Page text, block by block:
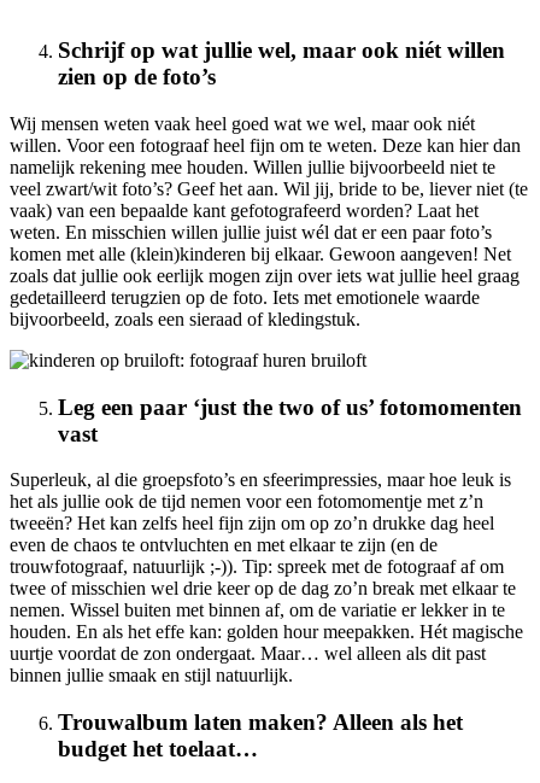
Schrijf op wat jullie wel, maar ook niét willen
zien op de foto’s
Wij mensen weten vaak heel goed wat we wel, maar ook niét
willen. Voor een fotograaf heel fijn om te weten. Deze kan hier dan
namelijk rekening mee houden. Willen jullie bijvoorbeeld niet te
veel zwart/wit foto’s? Geef het aan. Wil jij, bride to be, liever niet (te
vaak) van een bepaalde kant gefotografeerd worden? Laat het
weten. En misschien willen jullie juist wél dat er een paar foto’s
komen met alle (klein)kinderen bij elkaar. Gewoon aangeven! Net
zoals dat jullie ook eerlijk mogen zijn over iets wat jullie heel graag
gedetailleerd terugzien op de foto. Iets met emotionele waarde
bijvoorbeeld, zoals een sieraad of kledingstuk.
Leg een paar ‘just the two of us’ fotomomenten
vast
Superleuk, al die groepsfoto’s en sfeerimpressies, maar hoe leuk is
het als jullie ook de tijd nemen voor een fotomomentje met z’n
tweeën? Het kan zelfs heel fijn zijn om op zo’n drukke dag heel
even de chaos te ontvluchten en met elkaar te zijn (en de
trouwfotograaf, natuurlijk ;-)). Tip: spreek met de fotograaf af om
twee of misschien wel drie keer op de dag zo’n break met elkaar te
nemen. Wissel buiten met binnen af, om de variatie er lekker in te
houden. En als het effe kan: golden hour meepakken. Hét magische
uurtje voordat de zon ondergaat. Maar… wel alleen als dit past
binnen jullie smaak en stijl natuurlijk.
Trouwalbum laten maken? Alleen als het
budget het toelaat…